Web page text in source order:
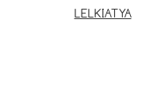
LELKIATYA